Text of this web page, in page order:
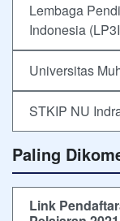
Lembaga
Indonesia
Universitas
STKIP NU
Paling
Link